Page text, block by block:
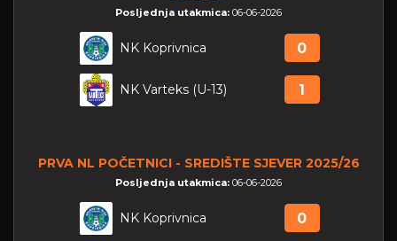
Posljednja utakmica: 06-06-2026
NK Koprivnica 0
NK Varteks (U-13) 1
PRVA NL POČETNICI - SREDIŠTE SJEVER 2025/26
Posljednja utakmica: 06-06-2026
NK Koprivnica 0